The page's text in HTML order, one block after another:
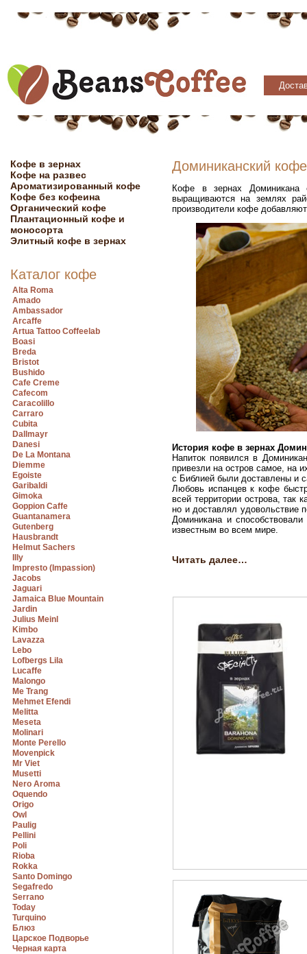
Кофе в зернах
Кофе на развес
Ароматизированный кофе
Кофе без кофеина
Органический кофе
Плантационный кофе и
моносорта
Элитный кофе в зернах
Каталог кофе
Alta Roma
Amado
Ambassador
Arcaffe
Artua Tattoo Coffeelab
Boasi
Breda
Bristot
Bushido
Cafe Creme
Cafecom
Caracolillo
Carraro
Cubita
Dallmayr
Danesi
De La Montana
Diemme
Egoiste
Garibaldi
Gimoka
Goppion Caffe
Guantanamera
Gutenberg
Hausbrandt
Helmut Sachers
Illy
Impresto (Impassion)
Jacobs
Jaguari
Jamaica Blue Mountain
Jardin
Julius Meinl
Kimbo
Lavazza
Lebo
Lofbergs Lila
Lucaffe
Malongo
Me Trang
Mehmet Efendi
Melitta
Meseta
Molinari
Monte Perello
Movenpick
Mr Viet
Musetti
Nero Aroma
Oquendo
Origo
Owl
Paulig
Pellini
Poli
Rioba
Rokka
Santo Domingo
Segafredo
Serrano
Today
Turquino
Блюз
Царское Подворье
Черная карта
Доминиканский кофе
Кофе в зернах Доминикана
выращиваются на землях
производители кофе
История кофе в зернах
Напиток появился в
привезли на остров самое, на
с Библией были доставлены и
Любовь испанцев к кофе
всей территории острова, так
но и доставлял удовольствие
Доминикана и
известным во всем мире.
Читать далее…